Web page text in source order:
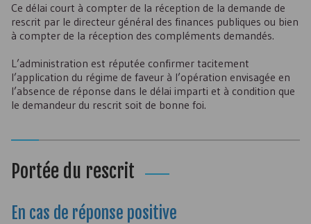
Ce délai court à compter de la réception de la demande de
rescrit par le directeur général des finances publiques ou bien
à compter de la réception des compléments demandés.
L’administration est réputée confirmer tacitement
l’application du régime de faveur à l’opération envisagée en
l’absence de réponse dans le délai imparti et à condition que
le demandeur du rescrit soit de bonne foi.
Portée du rescrit
En cas de réponse positive